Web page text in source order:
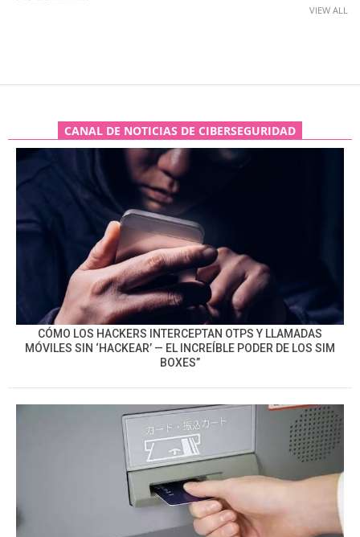
VIEW ALL
CANAL DE NOTICIAS DE CIBERSEGURIDAD
CÓMO LOS HACKERS INTERCEPTAN OTPS Y LLAMADAS
MÓVILES SIN ‘HACKEAR’ — EL INCREÍBLE PODER DE LOS SIM
BOXES”